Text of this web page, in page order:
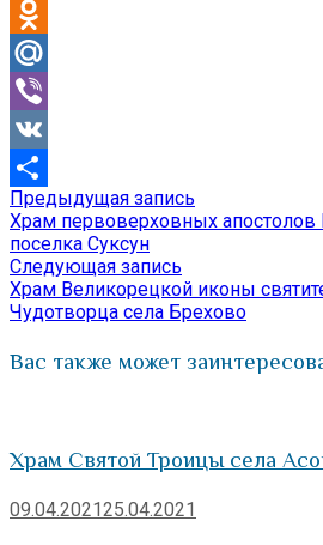
Telegram
Odnoklassniki
Mail.Ru
Viber
VK
Отправить
Навигация
по
записям
Предыдущая запись
запись:
Храм первоверховных апостолов
поселка Суксун
Следующая запись
запись:
Храм Великорецкой иконы
Чудотворца села Брехово
Вас также может
Храм Святой Троицы села
09.04.202125.04.2021